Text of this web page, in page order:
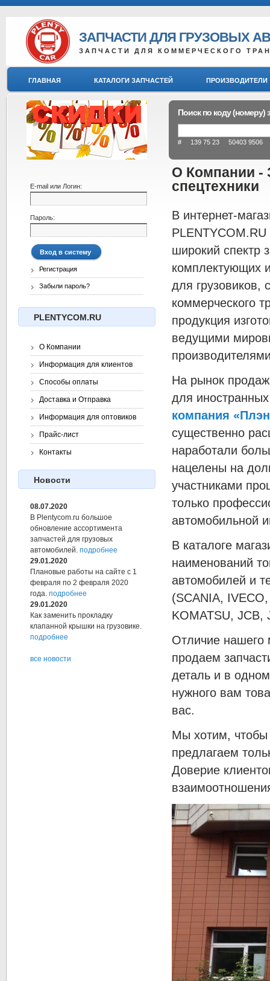
ЗАПЧАСТИ ДЛЯ ГРУЗОВЫХ
ЗАПЧАСТИ ДЛЯ КОММЕРЧЕСКОГО
ГЛАВНАЯ КАТАЛОГИ ЗАПЧАСТЕЙ ПРОИЗВОДИТЕЛИ
Поиск по коду (номеру)
# 139 75 23 50403 9506
О Компании -
спецтехники
В интернет-
широкий спектр
комплектующих
для грузовиков,
коммерческого
продукция
ведущими
На рынок
для
компания
существенно
наработали
нацелены на
участниками
только
автомобильной
В каталоге
наименований
автомобилей и
(SCANIA,
KOMATSU, JCB,
Отличие нашего
продаем
деталь и в
нужного вам
вас.
Мы хотим, чтобы
предлагаем
Доверие
E-mail или Логин:
Пароль:
Регистрация
Забыли пароль?
PLENTYCOM.RU
О Компании
Информация для клиентов
Способы оплаты
Доставка и Отправка
Информация для оптовиков
Прайс-лист
Контакты
Новости
08.07.2020
В Plentycom.ru большое
обновление ассортимента
запчастей для грузовых
автомобилей. подробнее
29.01.2020
Плановые работы на сайте с 1
февраля по 2 февраля 2020
года. подробнее
29.01.2020
Как заменить прокладку
клапанной крышки на грузовике.
подробнее
все новости